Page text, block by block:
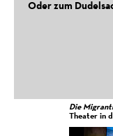
Die
Theater in
Oder zum